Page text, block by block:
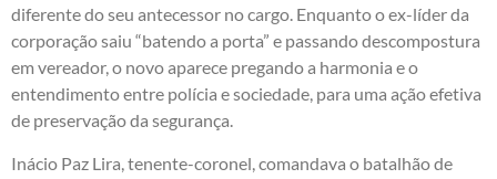
diferente do seu antecessor no cargo. Enquanto o ex-líder da
corporação saiu “batendo a porta” e passando descompostura
em vereador, o novo aparece pregando a harmonia e o
entendimento entre polícia e sociedade, para uma ação efetiva
de preservação da segurança.
Inácio Paz Lira, tenente-coronel, comandava o batalhão de